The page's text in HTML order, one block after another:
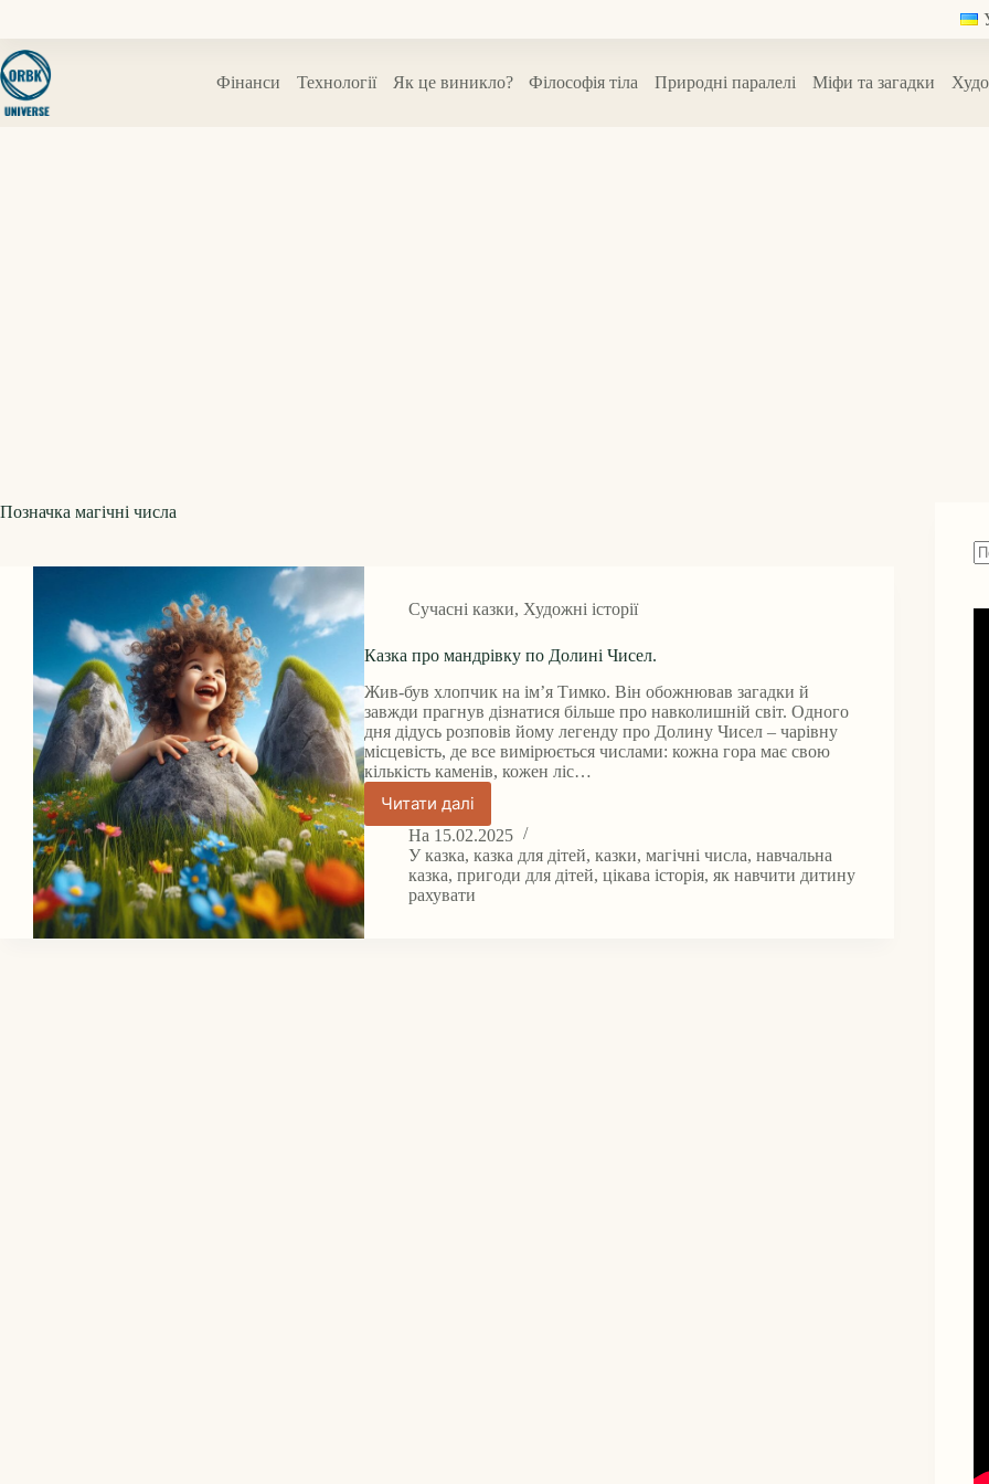
вмісту
Фінанси Технології Як це виникло? Філософія тіла Природні паралелі Міфи та загадки
Позначка магічні числа
Сучасні казки, Художні історії
Казка про мандрівку по Долині Чисел.
Жив-був хлопчик на ім’я Тимко. Він обожнював загадки й
завжди прагнув дізнатися більше про навколишній світ. Одного
дня дідусь розповів йому легенду про Долину Чисел – чарівну
місцевість, де все вимірюється числами: кожна гора має свою
кількість каменів, кожен ліс…
Читати далі
Казка
про
мандрівку
по
Долині
На 15.02.2025
У казка,казка для дітей,казки,магічні числа,навчальна
казка,пригоди для дітей,цікава історія,як навчити дитину
рахувати